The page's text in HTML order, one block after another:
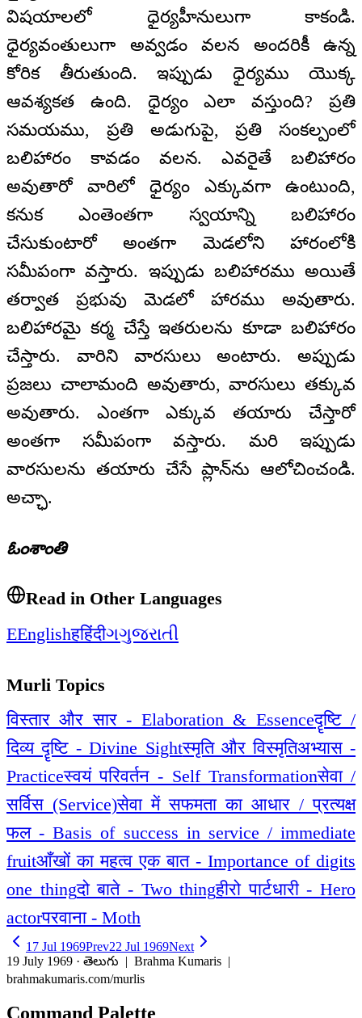
విషయాలలో ధైర్యహీనులుగా కాకండి.
ధైర్యవంతులుగా అవ్వడం వలన అందరికీ ఉన్న
కోరిక తీరుతుంది. ఇప్పుడు ధైర్యము యొక్క
ఆవశ్యకత ఉంది. ధైర్యం ఎలా వస్తుంది? ప్రతి
సమయము, ప్రతి అడుగుపై, ప్రతి సంకల్పంలో
బలిహారం కావడం వలన. ఎవరైతే బలిహారం
అవుతారో వారిలో ధైర్యం ఎక్కువగా ఉంటుంది,
కనుక ఎంతెంతగా స్వయాన్ని బలిహారం
చేసుకుంటారో అంతగా మెడలోని హారంలోకి
సమీపంగా వస్తారు. ఇప్పుడు బలిహారము అయితే
తర్వాత ప్రభువు మెడలో హారము అవుతారు.
బలిహారమై కర్మ చేస్తే ఇతరులను కూడా బలిహారం
చేస్తారు. వారిని వారసులు అంటారు. అప్పుడు
ప్రజలు చాలామంది అవుతారు, వారసులు తక్కువ
అవుతారు. ఎంతగా ఎక్కువ తయారు చేస్తారో
అంతగా సమీపంగా వస్తారు. మరి ఇప్పుడు
వారసులను తయారు చేసే ప్లాన్‌ను ఆలోచించండి.
అచ్ఛా.
ఓంశాంతి
Read in Other Languages
EEnglishहहिंदीગગુજરાતી
Murli Topics
विस्तार और सार - Elaboration & Essenceदॄष्टि /
दिव्य दॄष्टि - Divine Sightस्मृति और विस्मृतिअभ्यास -
Practiceस्वयं परिवर्तन - Self Transformationसेवा /
सर्विस (Service)सेवा में सफमता का आधार / प्रत्यक्ष
फल - Basis of success in service / immediate
fruitआँखों का महत्व एक बात - Importance of digits
one thingदो बाते - Two thingहीरो पार्टधारी - Hero
actorपरवाना - Moth
17 Jul 1969Prev22 Jul 1969Next
19 July 1969 · తెలుగు | Brahma Kumaris |
brahmakumaris.com/murlis
Command Palette